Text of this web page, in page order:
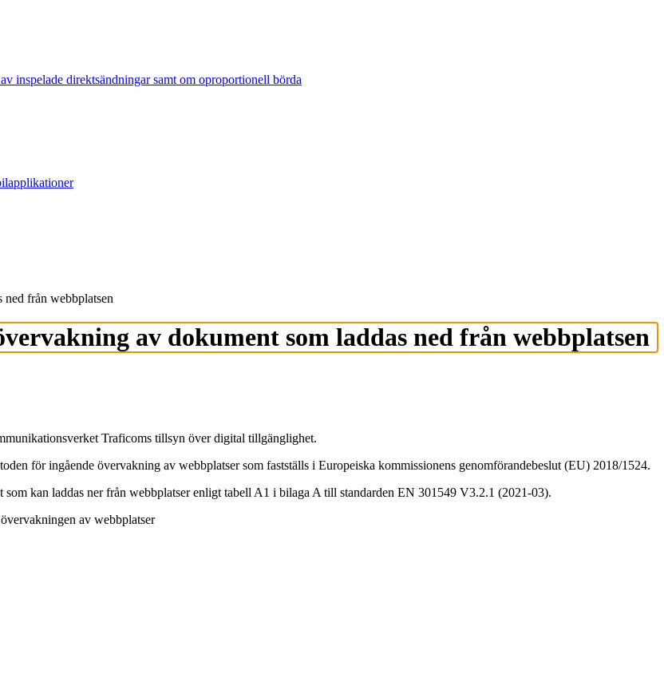
inspelade direktsändningar samt om oproportionell börda
från webbplatsen
av dokument som laddas ned från webbplatsen
Traficoms tillsyn över digital tillgänglighet.
för ingående övervakning av webbplatser som fastställs i Europeiska kommissionens genomförandebeslut (EU) 2018/1524.
kan laddas ner från webbplatser enligt tabell A1 i bilaga A till standarden EN 301549 V3.2.1 (2021-03).
av webbplatser